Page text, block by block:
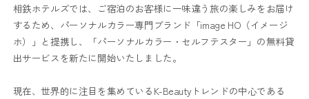
相鉄ホテルズでは、ご宿泊のお客様に一味違う旅の楽しみをお届け
するため、パーソナルカラー専門ブランド「image HO（イメージ
ホ）」と提携し、「パーソナルカラー・セルフテスター」の無料貸
出サービスを新たに開始いたしました。
現在、世界的に注目を集めているK-Beautyトレンドの中心である